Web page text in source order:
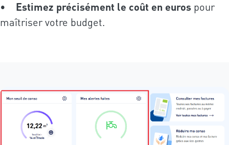
• Estimez précisément le coût en euros pour
maîtriser votre budget.